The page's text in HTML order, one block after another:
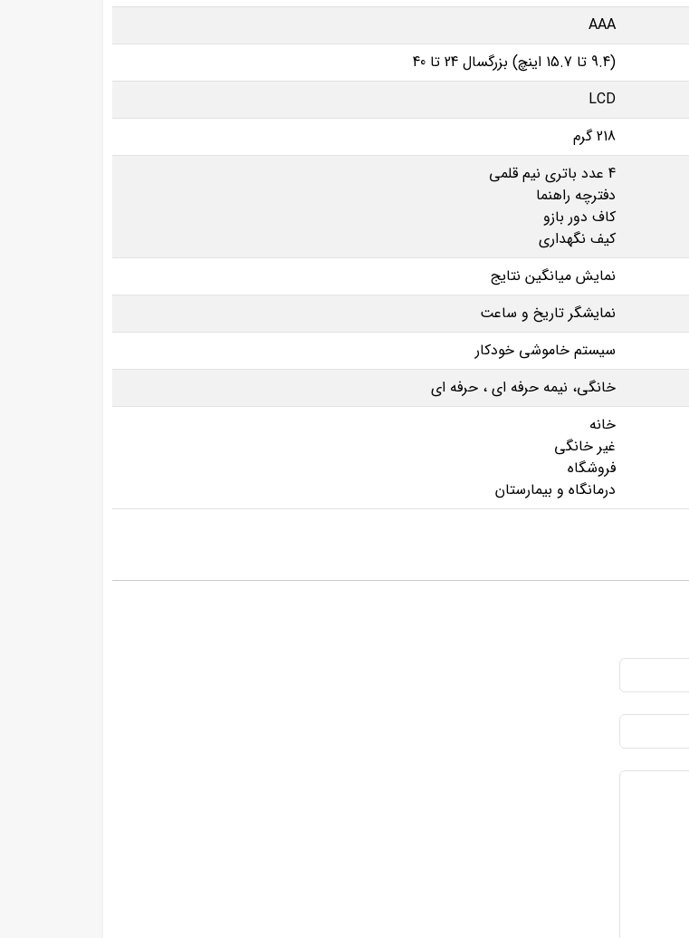
AAA
(9.4 تا 15.7 اینچ) بزرگسال 24 تا 40
LCD
218 گرم
4 عدد باتری نیم قلمی
دفترچه راهنما
کاف دور بازو
کیف نگهداری
نمایش میانگین نتایج
نمایشگر تاریخ و ساعت
سیستم خاموشی خودکار
خانگی، نیمه حرفه ای ، حرفه ای
خانه
غیر خانگی
فروشگاه
درمانگاه و بیمارستان